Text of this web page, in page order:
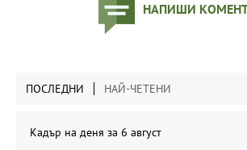
НАПИШИ
ПОСЛЕДНИ НАЙ-ЧЕТЕНИ
Кадър на деня за 6 август